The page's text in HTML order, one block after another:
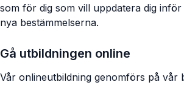
som för dig som vill uppdatera dig
nya bestämmelserna.
Gå utbildningen online
Vår onlineutbildning genomförs på vår